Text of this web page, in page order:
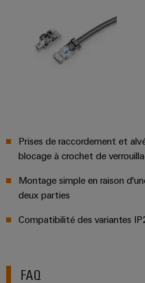
Prises de raccordement et
blocage à crochet de
Montage simple en raison
deux parties
Compatibilité des variantes
FAQ